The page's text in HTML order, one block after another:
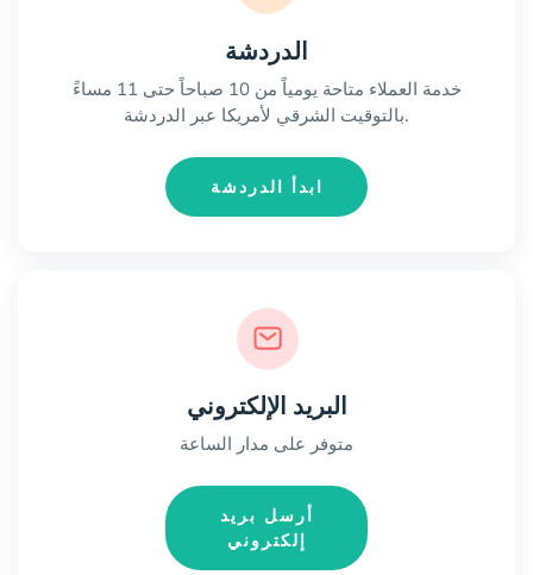
الدردشة
خدمة العملاء متاحة يومياً من 10 صباحاً حتى 11 مساءً
بالتوقيت الشرقي لأمريكا عبر الدردشة.
ابدأ الدردشة
البريد الإلكتروني
متوفر على مدار الساعة
أرسل بريد
إلكتروني